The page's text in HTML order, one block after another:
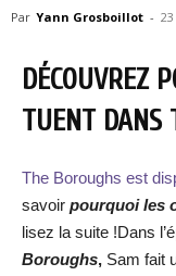
Par Yann Grosboillot -
DÉCOUVREZ
TUENT DANS
The Boroughs est
savoir pourquoi les
lisez la suite !Dans
Boroughs, Sam fait